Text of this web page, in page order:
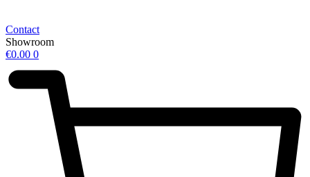
Contact
Showroom
€0.00 0